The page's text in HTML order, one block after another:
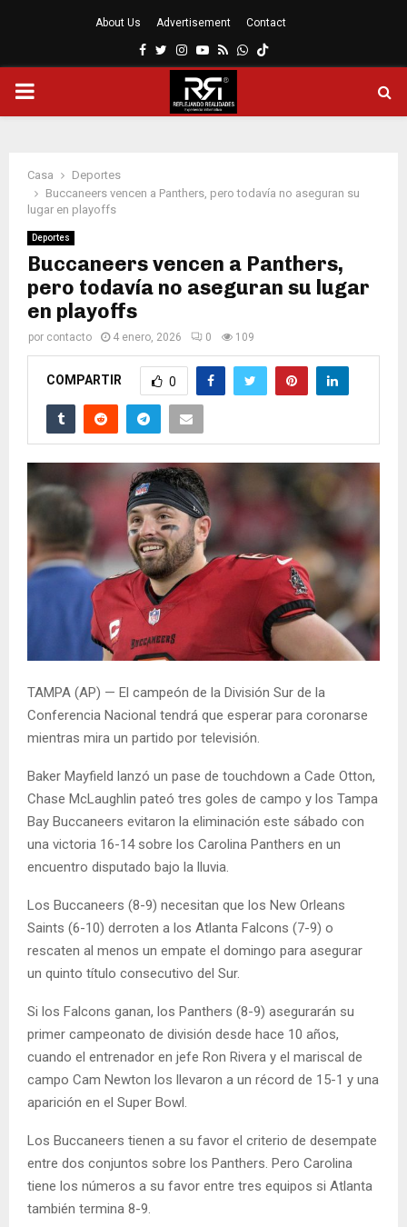
About Us Advertisement Contact
Facebook
Twitter
Instagram
Youtube
RssWhatsapp
MENÚ
Casa
Deportes
Buccaneers vencen a Panthers, pero todavía no aseguran su
lugar en playoffs
Deportes
Buccaneers vencen a Panthers,
pero todavía no aseguran su lugar
en playoffs
por contacto 4 enero, 2026 0 109
COMPARTIR 0
TAMPA (AP) — El campeón de la División Sur de la
Conferencia Nacional tendrá que esperar para coronarse
mientras mira un partido por televisión.
Baker Mayfield lanzó un pase de touchdown a Cade Otton,
Chase McLaughlin pateó tres goles de campo y los Tampa
Bay Buccaneers evitaron la eliminación este sábado con
una victoria 16-14 sobre los Carolina Panthers en un
encuentro disputado bajo la lluvia.
Los Buccaneers (8-9) necesitan que los New Orleans
Saints (6-10) derroten a los Atlanta Falcons (7-9) o
rescaten al menos un empate el domingo para asegurar
un quinto título consecutivo del Sur.
Si los Falcons ganan, los Panthers (8-9) asegurarán su
primer campeonato de división desde hace 10 años,
cuando el entrenador en jefe Ron Rivera y el mariscal de
campo Cam Newton los llevaron a un récord de 15-1 y una
aparición en el Super Bowl.
Los Buccaneers tienen a su favor el criterio de desempate
entre dos conjuntos sobre los Panthers. Pero Carolina
tiene los números a su favor entre tres equipos si Atlanta
también termina 8-9.